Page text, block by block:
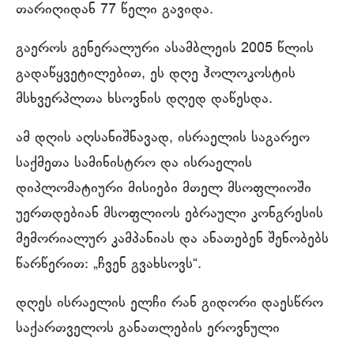
თარიღიდან 77 წელი გავიდა.
გაეროს გენერალური ასამბლეის 2005 წლის
გადაწყვეტილებით, ეს დღე ჰოლოკოსტის
მსხვერპლთა ხსოვნის დღედ დაწესდა.
ამ დღის აღსანიშნავად, ისრაელის საგარეო
საქმეთა სამინისტრო და ისრაელის
დიპლომატიური მისიები მთელ მსოფლიოში
უერთდებიან მსოფლიოს ებრაული კონგრესის
მემორიალურ კამპანიას და ანათებენ შენობებს
წარწერით: „ჩვენ გვახსოვს“.
დღეს ისრაელის ელჩი რან გიდორი დაესწრო
საქართველოს განათლების ეროვნული